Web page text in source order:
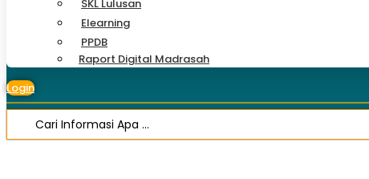
SKL Lulusan
Elearning
PPDB
Raport Digital Madrasah
Login